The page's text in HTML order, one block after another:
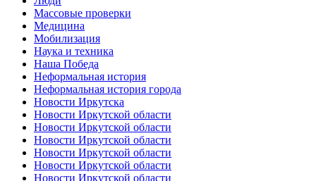
Массовые проверки
Медицина
Мобилизация
Наука и техника
Наша Победа
Неформальная история
Неформальная история города
Новости Иркутска
Новости Иркутской области
Новости Иркутской области
Новости Иркутской области
Новости Иркутской области
Новости Иркутской области
Новости Иркутской области